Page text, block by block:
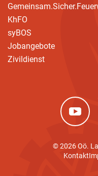
KhFO
syBOS
Jobangebote
Zivildienst
© 2026 Oö.
Kontakt